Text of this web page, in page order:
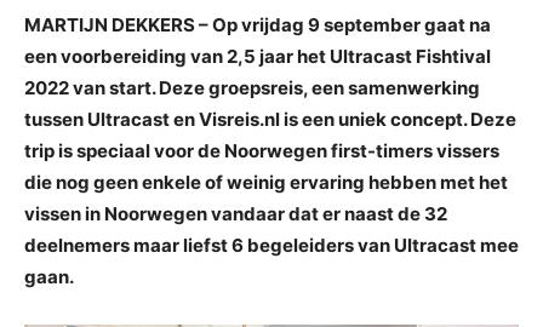
MARTIJN DEKKERS – Op vrijdag 9 september gaat na
een voorbereiding van 2,5 jaar het Ultracast Fishtival
2022 van start. Deze groepsreis, een samenwerking
tussen Ultracast en Visreis.nl is een uniek concept. Deze
trip is speciaal voor de Noorwegen first-timers vissers
die nog geen enkele of weinig ervaring hebben met het
vissen in Noorwegen vandaar dat er naast de 32
deelnemers maar liefst 6 begeleiders van Ultracast mee
gaan.